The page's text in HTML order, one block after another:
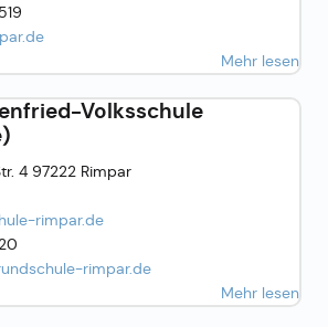
Mehr lesen
Volksschule
4 97222 Rimpar
rimpar.de
rimpar.de
Mehr lesen